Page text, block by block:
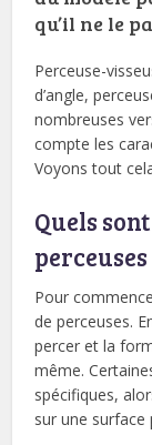
qu’il ne le
Perceuse-
d’angle,
nombreuses
compte les
Voyons tout
Quels
perceuses
Pour
de perceuses.
percer et la
même.
spécifiques,
sur une surface